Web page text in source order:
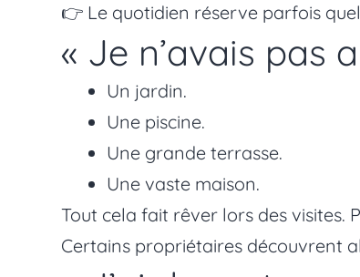
👉 Le quotidien réserve parfois
« Je n’avais pas
Un jardin.
Une piscine.
Une grande terrasse.
Une vaste maison.
Tout cela fait rêver lors des visites.
Certains propriétaires découvrent